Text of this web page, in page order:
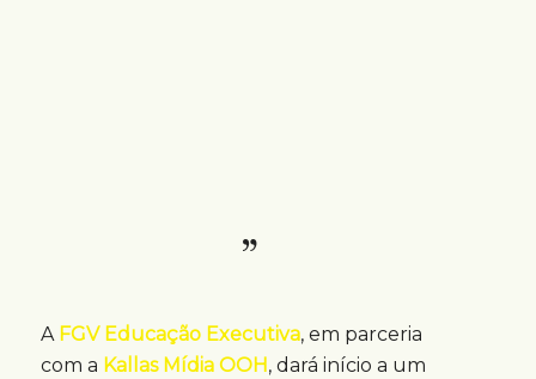
A FGV Educação Executiva, em parceria
com a Kallas Mídia OOH , dará início a um